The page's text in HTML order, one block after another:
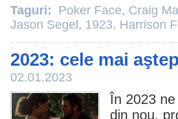
Taguri: Poker Face, Craig
Jason Segel , 1923, Harrison
2023: cele mai
02.01.2023
În 2023
din nou,